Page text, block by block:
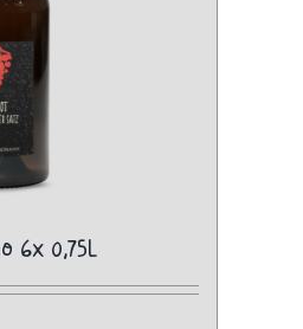
6x 0,75L